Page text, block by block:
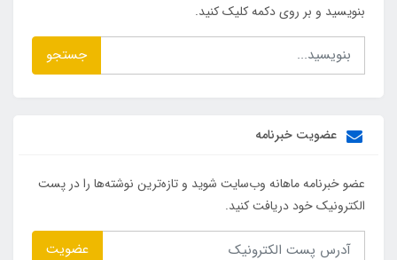
بنویسید و بر روی دکمه کلیک کنید.
جستجو
عضویت خبرنامه
عضو خبرنامه ماهانه وب‌سایت شوید و تازه‌ترین نوشته‌ها را در پست
الکترونیک خود دریافت کنید.
عضویت